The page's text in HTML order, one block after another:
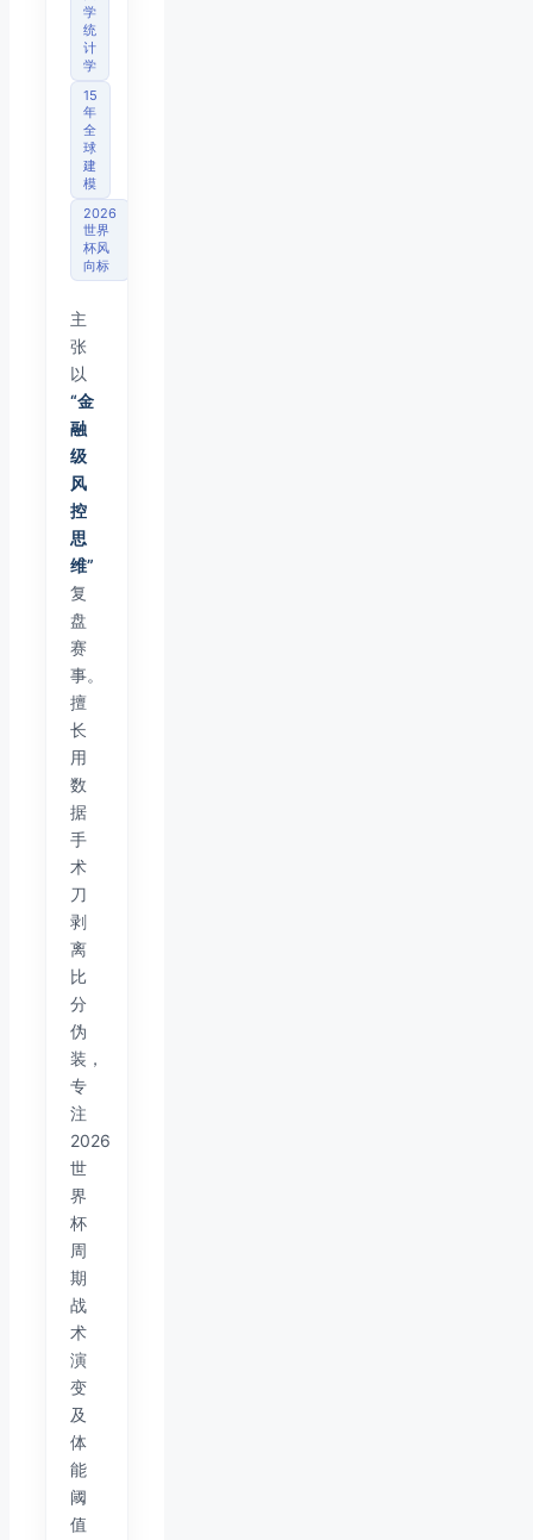
学
统
计
学
15
年
全
球
建
模
2026
世界
杯风
向标
主
张
以
“金
融
级
风
控
思
维”
复
盘
赛
事。
擅
长
用
数
据
手
术
刀
剥
离
比
分
伪
装，
专
注
2026
世
界
杯
周
期
战
术
演
变
及
体
能
阈
值